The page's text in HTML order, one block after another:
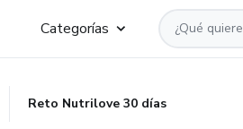
Categorías
Reto Nutrilove 30 días